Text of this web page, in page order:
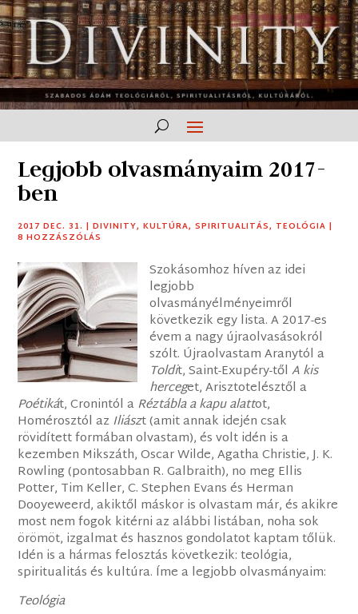
Legjobb olvasmányaim 2017-
ben
2017 DEC. 31. |DIVINITY,KULTÚRA,SPIRITUALITÁS, TEOLÓGIA |
8 HOZZÁSZÓLÁS
Szokásomhoz híven az idei
legjobb
olvasmányélményeimről
következik egy lista. A 2017-es
évem a nagy újraolvasásokról
szólt. Újraolvastam Aranytól a
Toldit, Saint-Exupéry-tőlA kis
herceget, Arisztotelésztől a
Poétikát, Cronintól aRéztábla a kapu alattot,
Homérosztól az Iliászt (amit annak idején csak
rövidített formában olvastam), és volt idén is a
kezemben Mikszáth, Oscar Wilde, Agatha Christie, J. K.
Rowling (pontosabban R. Galbraith), no meg Ellis
Potter, Tim Keller, C. Stephen Evans és Herman
Dooyeweerd, akiktől máskor is olvastam már, és akikre
most nem fogok kitérni az alábbi listában, noha sok
örömöt, izgalmat és hasznos gondolatot kaptam tőlük.
Idén is a hármas felosztás következik: teológia,
spiritualitás és kultúra. Íme a legjobb olvasmányaim:
Teológia